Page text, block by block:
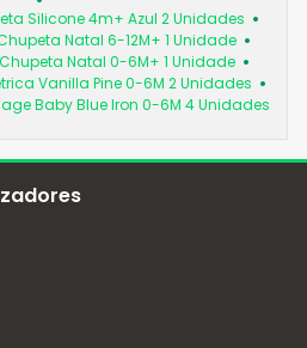
Silicone 4m+ Azul 2 Unidades
Natal 6-12M+ 1 Unidade
Natal 0-6M+ 1 Unidade
Vanilla Pine 0-6M 2 Unidades
Baby Blue Iron 0-6M 4 Unidades